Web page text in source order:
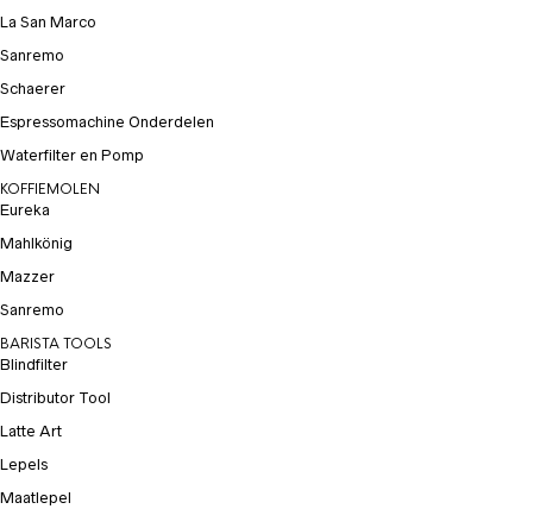
La San Marco
Sanremo
Schaerer
Espressomachine Onderdelen
Waterfilter en Pomp
KOFFIEMOLEN
Eureka
Mahlkönig
Mazzer
Sanremo
BARISTA TOOLS
Blindfilter
Distributor Tool
Latte Art
Lepels
Maatlepel